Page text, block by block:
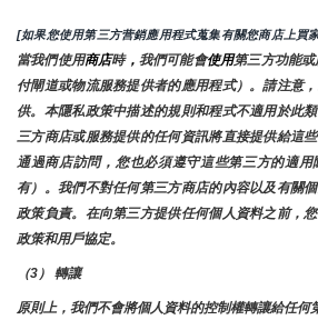
[如果您使用第三方营銷應用程式蒐集有關您商店上買
當我們使用商店時， 我們可能會使用第三方功能
付閘道或物流服務提供者的應用程式）。請注意
供。本隱私政策中描述的規則和程式不適用於此
三方商店或服務提供的任何資訊將直接提供給這
通過商店訪問，您也必須遵守這些第三方的適
有）。我們不對任何第三方商店的內容以及有關
政策負責。在向第三方提供任何個人資料之前，
政策和用戶協定。
（3） 轉讓
原則上，我們不會將個人資料的控制權轉讓給任何